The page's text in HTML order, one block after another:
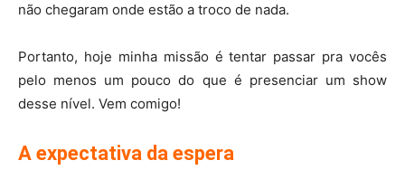
não chegaram onde estão a troco de nada.
Portanto, hoje minha missão é tentar passar pra vocês
pelo menos um pouco do que é presenciar um show
desse nível. Vem comigo!
A expectativa da espera